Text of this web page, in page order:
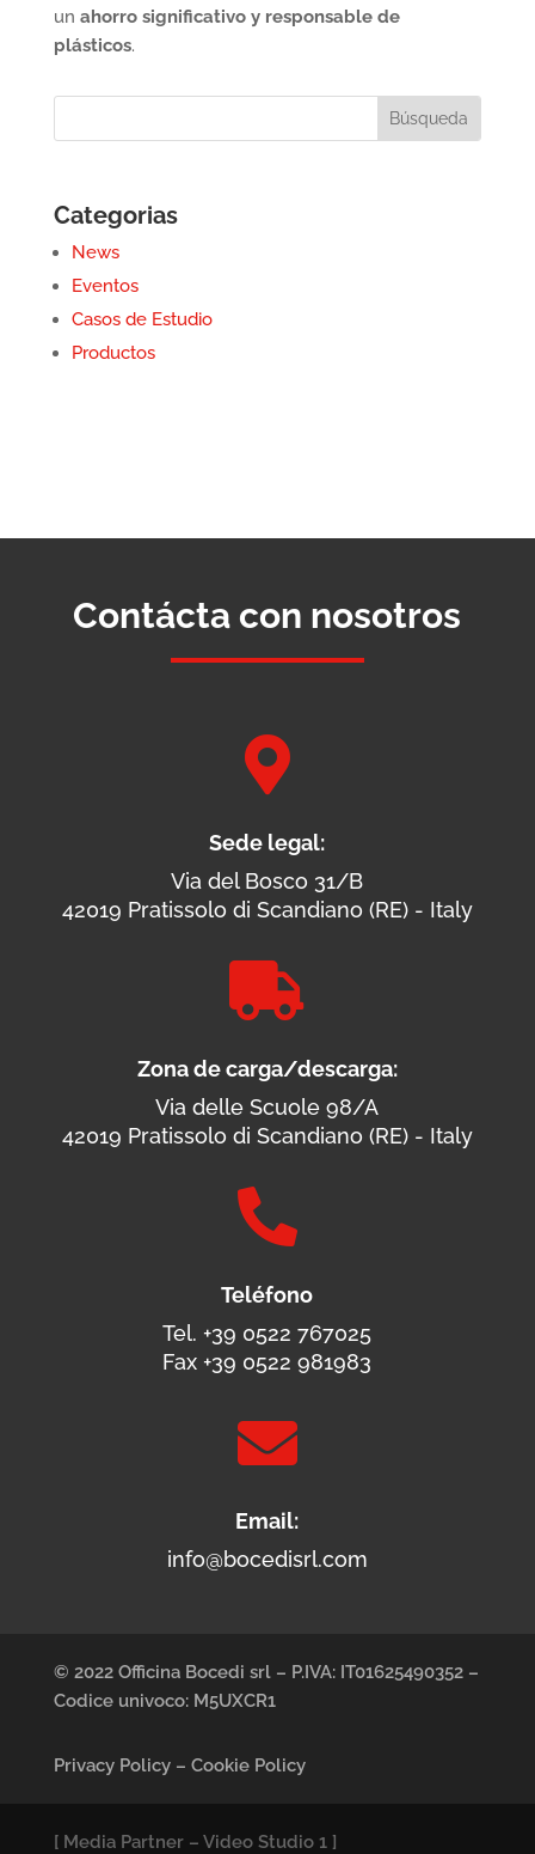
un ahorro significativo y responsable de
plásticos.
Categorias
News
Eventos
Casos de Estudio
Productos
Contácta con nosotros

Sede legal:
Via del Bosco 31/B
42019 Pratissolo di Scandiano (RE) - Italy

Zona de carga/descarga:
Via delle Scuole 98/A
42019 Pratissolo di Scandiano (RE) - Italy

Teléfono
Tel. +39 0522 767025
Fax +39 0522 981983

Email:
info@bocedisrl.com
© 2022 Officina Bocedi srl – P.IVA: IT01625490352 –
Codice univoco: M5UXCR1
Privacy Policy– Cookie Policy
[ Media Partner– Video Studio 1]